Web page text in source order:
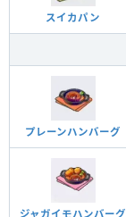
スイカパン
プレーンハンバーグ
ジャガイモハンバーグ